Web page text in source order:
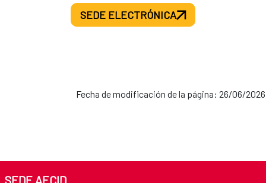
SEDE ELECTRÓNICA
Fecha de modificación de la página: 26/06/2026